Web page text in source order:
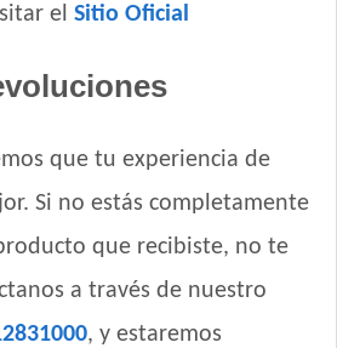
el Sitio Oficial
que tu experiencia de
Si no estás completamente
que recibiste, no te
a través de nuestro
, y estaremos